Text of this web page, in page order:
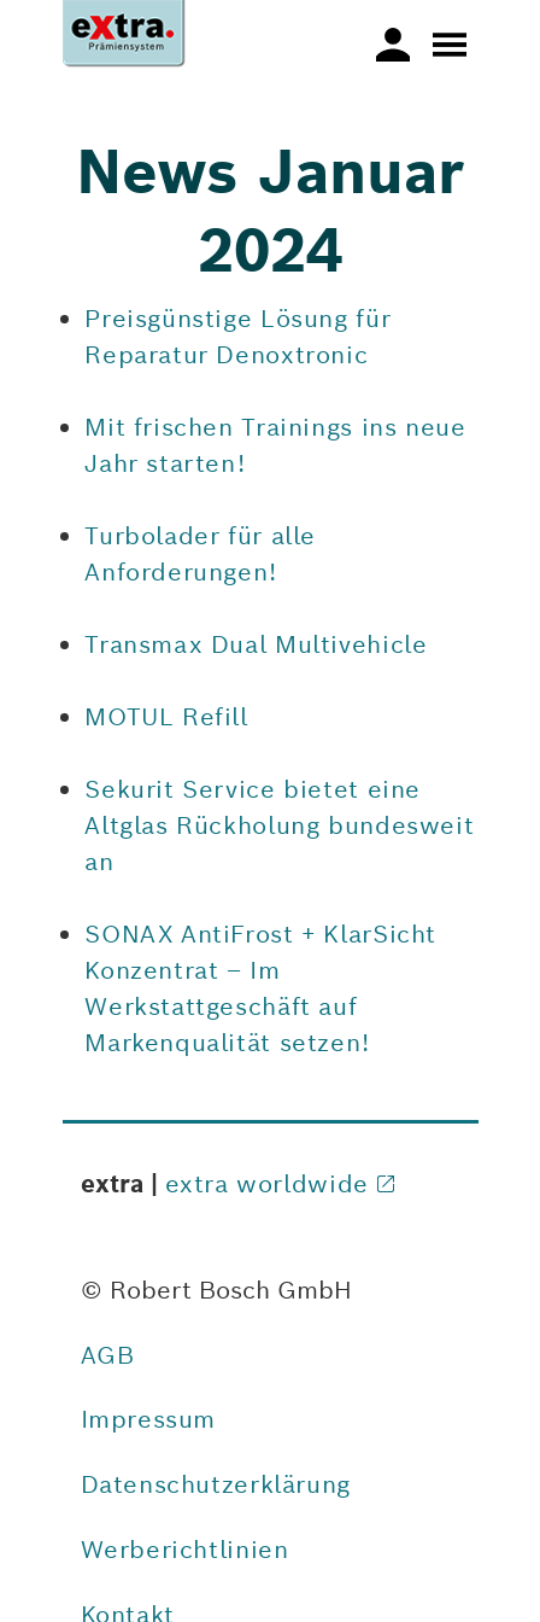
News Januar
2024
Preisgünstige Lösung für
Reparatur Denoxtronic
Mit frischen Trainings ins neue
Jahr starten!
Turbolader für alle
Anforderungen!
Transmax Dual Multivehicle
MOTUL Refill
Sekurit Service bietet eine
Altglas Rückholung bundesweit
an
SONAX AntiFrost + KlarSicht
Konzentrat – Im
Werkstattgeschäft auf
Markenqualität setzen!
extra | extra worldwide
© Robert Bosch GmbH
AGB
Impressum
Datenschutzerklärung
Werberichtlinien
Kontakt